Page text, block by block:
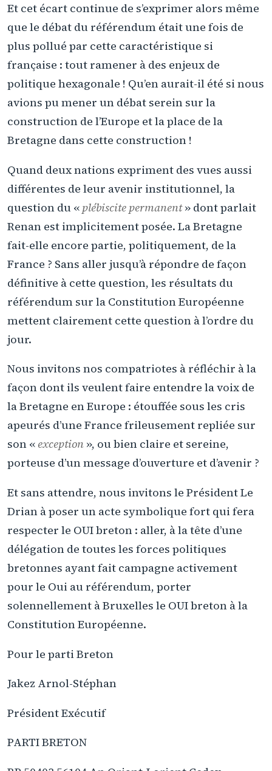
Et cet écart continue de s’exprimer alors même
que le débat du référendum était une fois de
plus pollué par cette caractéristique si
française : tout ramener à des enjeux de
politique hexagonale ! Qu’en aurait-il été si nous
avions pu mener un débat serein sur la
construction de l’Europe et la place de la
Bretagne dans cette construction !
Quand deux nations expriment des vues aussi
différentes de leur avenir institutionnel, la
question du « plébiscite permanent» dont parlait
Renan est implicitement posée. La Bretagne
fait-elle encore partie, politiquement, de la
France ? Sans aller jusqu’à répondre de façon
définitive à cette question, les résultats du
référendum sur la Constitution Européenne
mettent clairement cette question à l’ordre du
jour.
Nous invitons nos compatriotes à réfléchir à la
façon dont ils veulent faire entendre la voix de
la Bretagne en Europe : étouffée sous les cris
apeurés d’une France frileusement repliée sur
son « exception », ou bien claire et sereine,
porteuse d’un message d’ouverture et d’avenir ?
Et sans attendre, nous invitons le Président Le
Drian à poser un acte symbolique fort qui fera
respecter le OUI breton : aller, à la tête d’une
délégation de toutes les forces politiques
bretonnes ayant fait campagne activement
pour le Oui au référendum, porter
solennellement à Bruxelles le OUI breton à la
Constitution Européenne.
Pour le parti Breton
Jakez Arnol-Stéphan
Président Exécutif
PARTI BRETON